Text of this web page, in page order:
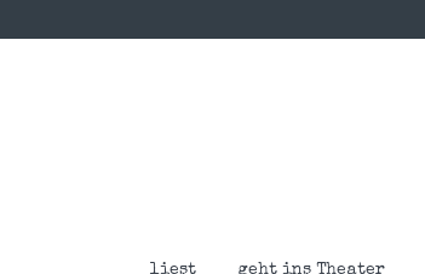
liest geht ins Theater